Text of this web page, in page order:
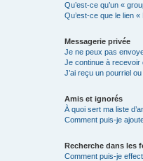
Qu’est-ce qu’un «
Qu’est-ce que le lien «
Messagerie privée
Je ne peux pas
Je continue à recevoir
J’ai reçu un pourriel
Amis et ignorés
À quoi sert ma liste
Comment puis-je
Recherche dans les
Comment puis-je